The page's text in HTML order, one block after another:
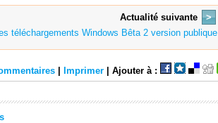
Actualité suivante
>
téléchargements Windows Bêta 2 version publique
|Imprimer | Ajouter à :